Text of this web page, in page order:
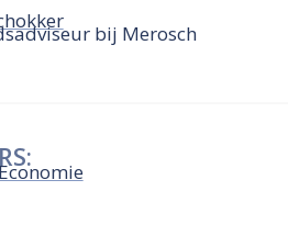
bij Merosch